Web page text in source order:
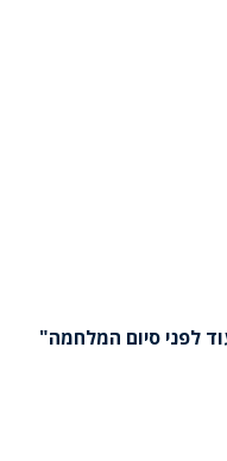
לפני סיום המלחמה"